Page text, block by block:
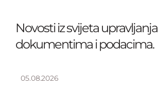
Novosti iz svijeta upravljanja
dokumentima i podacima.
05.08.2026